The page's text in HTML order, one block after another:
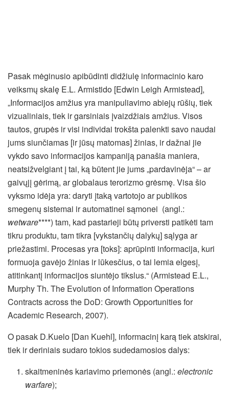
Pasak mėginusio apibūdinti didžiulę informacinio karo
veiksmų skalę E.L. Armistido [Edwin Leigh Armistead],
„Informacijos amžius yra manipuliavimo abiejų rūšių, tiek
vizualiniais, tiek ir garsiniais įvaizdžiais amžius. Visos
tautos, grupės ir visi individai trokšta palenkti savo naudai
jums siunčiamas [ir jūsų matomas] žinias, ir dažnai jie
vykdo savo informacijos kampaniją panašia maniera,
neatsižvelgiant į tai, ką būtent jie jums „pardavinėja“ – ar
gaivųjį gėrimą, ar globalaus terorizmo grėsmę. Visa šio
vyksmo idėja yra: daryti įtaką vartotojo ar publikos
smegenų sistemai ir automatinei sąmonei (angl.:
wetware****) tam, kad pastarieji būtų priversti patikėti tam
tikru produktu, tam tikra [vykstančių dalykų] sąlyga ar
priežastimi. Procesas yra [toks]: aprūpinti informacija, kuri
formuoja gavėjo žinias ir lūkesčius, o tai lemia elgesį,
atitinkantį informacijos siuntėjo tikslus.“ (Armistead E.L.,
Murphy Th. The Evolution of Information Operations
Contracts across the DoD: Growth Opportunities for
Academic Research, 2007).
O pasak D.Kuelo [Dan Kuehl], informacinį karą tiek atskirai,
tiek ir deriniais sudaro tokios sudedamosios dalys:
skaitmeninės kariavimo priemonės (angl.:electronic
warfare);